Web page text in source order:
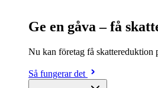
Ge en gåva – få
Nu kan företag få
Så fungerar det